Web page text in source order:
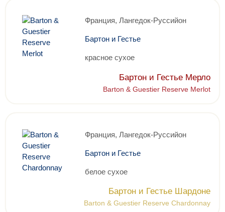
Франция, Лангедок-Руссийон
Бартон и Гестье
красное сухое
Бартон и Гестье Мерло
Barton & Guestier Reserve Merlot
Франция, Лангедок-Руссийон
Бартон и Гестье
белое сухое
Бартон и Гестье Шардоне
Barton & Guestier Reserve Chardonnay